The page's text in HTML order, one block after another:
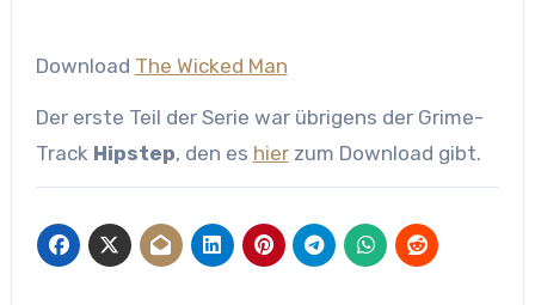
Download The Wicked Man
Der erste Teil der Serie war übrigens der Grime-
Track Hipstep, den es hierzum Download gibt.